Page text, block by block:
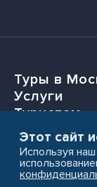
Туры в
Услуги
Туристам
Агентствам
Этот сайт
Используя